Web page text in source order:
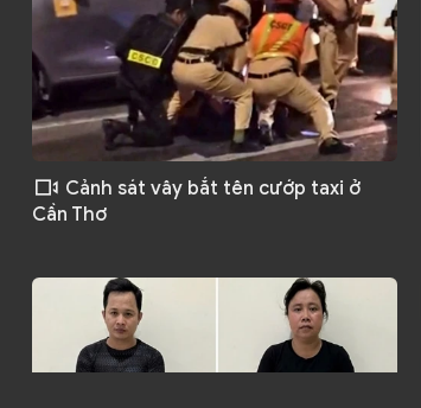
Cảnh sát vây bắt tên cướp taxi ở
Cần Thơ